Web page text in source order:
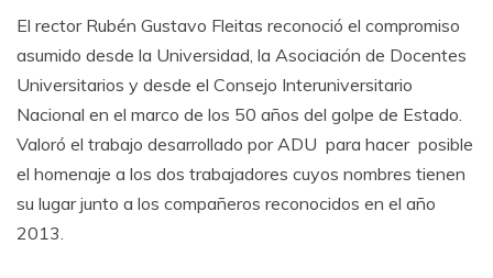
El rector Rubén Gustavo Fleitas reconoció el compromiso
asumido desde la Universidad, la Asociación de Docentes
Universitarios y desde el Consejo Interuniversitario
Nacional en el marco de los 50 años del golpe de Estado.
Valoró el trabajo desarrollado por ADU para hacer posible
el homenaje a los dos trabajadores cuyos nombres tienen
su lugar junto a los compañeros reconocidos en el año
2013.